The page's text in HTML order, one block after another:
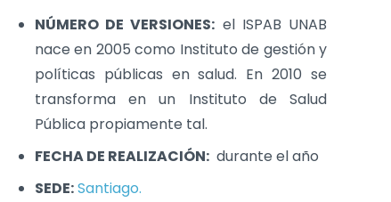
NÚMERO DE VERSIONES: el ISPAB UNAB
nace en 2005 como Instituto de gestión y
políticas públicas en salud. En 2010 se
transforma en un Instituto de Salud
Pública propiamente tal.
FECHA DE REALIZACIÓN:durante el año
SEDE:Santiago.